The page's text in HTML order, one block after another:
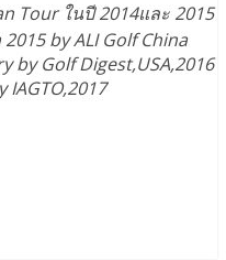
Tour ในปี 2014และ 2015
by ALI Golf China
by Golf Digest,USA,2016